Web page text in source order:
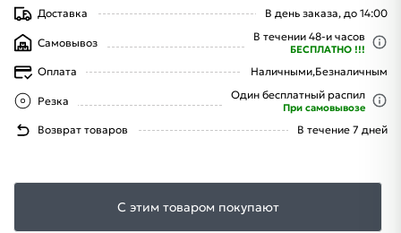
Доставка В день заказа, до 14:00
Самовывоз В течении 48-и часов
БЕСПЛАТНО !!!
Оплата Наличными,Безналичным
Резка Один бесплатный распил
При самовывозе
Возврат товаров В течение 7 дней
С этим товаром покупают